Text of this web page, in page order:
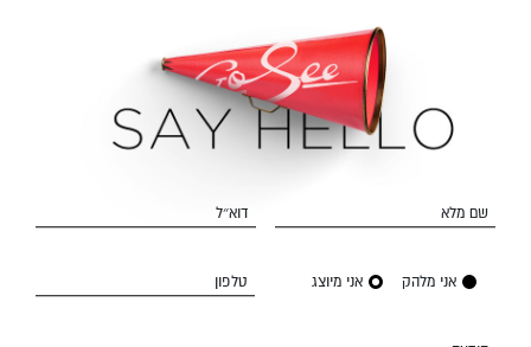
שם מלא דוא״ל
אני מלהק אני מיוצג טלפון